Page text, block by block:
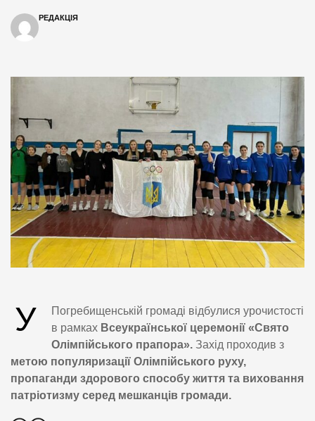
РЕДАКЦІЯ
У
Погребищенській громаді відбулися урочистості
в рамках Всеукраїнської церемонії «Свято
Олімпійського прапора». Захід проходив з
метою популяризації Олімпійського руху,
пропаганди здорового способу життя та виховання
патріотизму серед мешканців громади.